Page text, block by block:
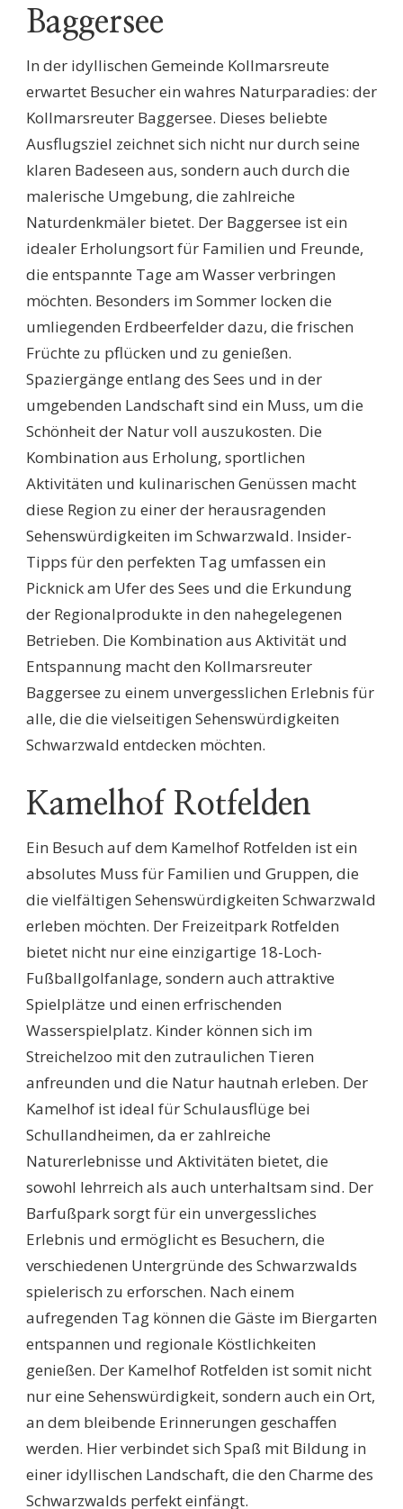
Baggersee
In der idyllischen Gemeinde Kollmarsreute
erwartet Besucher ein wahres Naturparadies: der
Kollmarsreuter Baggersee. Dieses beliebte
Ausflugsziel zeichnet sich nicht nur durch seine
klaren Badeseen aus, sondern auch durch die
malerische Umgebung, die zahlreiche
Naturdenkmäler bietet. Der Baggersee ist ein
idealer Erholungsort für Familien und Freunde,
die entspannte Tage am Wasser verbringen
möchten. Besonders im Sommer locken die
umliegenden Erdbeerfelder dazu, die frischen
Früchte zu pflücken und zu genießen.
Spaziergänge entlang des Sees und in der
umgebenden Landschaft sind ein Muss, um die
Schönheit der Natur voll auszukosten. Die
Kombination aus Erholung, sportlichen
Aktivitäten und kulinarischen Genüssen macht
diese Region zu einer der herausragenden
Sehenswürdigkeiten im Schwarzwald. Insider-
Tipps für den perfekten Tag umfassen ein
Picknick am Ufer des Sees und die Erkundung
der Regionalprodukte in den nahegelegenen
Betrieben. Die Kombination aus Aktivität und
Entspannung macht den Kollmarsreuter
Baggersee zu einem unvergesslichen Erlebnis für
alle, die die vielseitigen Sehenswürdigkeiten
Schwarzwald entdecken möchten.
Kamelhof Rotfelden
Ein Besuch auf dem Kamelhof Rotfelden ist ein
absolutes Muss für Familien und Gruppen, die
die vielfältigen Sehenswürdigkeiten Schwarzwald
erleben möchten. Der Freizeitpark Rotfelden
bietet nicht nur eine einzigartige 18-Loch-
Fußballgolfanlage, sondern auch attraktive
Spielplätze und einen erfrischenden
Wasserspielplatz. Kinder können sich im
Streichelzoo mit den zutraulichen Tieren
anfreunden und die Natur hautnah erleben. Der
Kamelhof ist ideal für Schulausflüge bei
Schullandheimen, da er zahlreiche
Naturerlebnisse und Aktivitäten bietet, die
sowohl lehrreich als auch unterhaltsam sind. Der
Barfußpark sorgt für ein unvergessliches
Erlebnis und ermöglicht es Besuchern, die
verschiedenen Untergründe des Schwarzwalds
spielerisch zu erforschen. Nach einem
aufregenden Tag können die Gäste im Biergarten
entspannen und regionale Köstlichkeiten
genießen. Der Kamelhof Rotfelden ist somit nicht
nur eine Sehenswürdigkeit, sondern auch ein Ort,
an dem bleibende Erinnerungen geschaffen
werden. Hier verbindet sich Spaß mit Bildung in
einer idyllischen Landschaft, die den Charme des
Schwarzwalds perfekt einfängt.